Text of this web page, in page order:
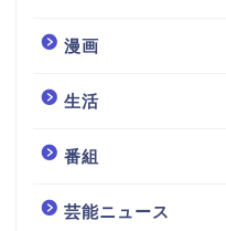
漫画
生活
番組
芸能ニュース